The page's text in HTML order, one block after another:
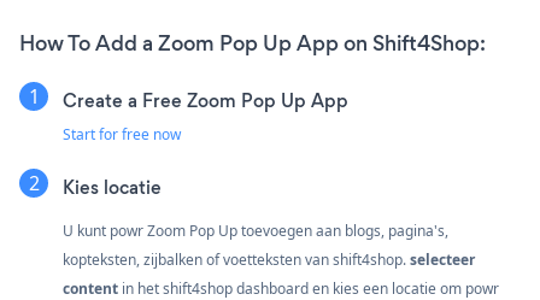
How To Add a Zoom Pop Up App on Shift4Shop:
Create a Free Zoom Pop Up App
Start for free now
Kies locatie
U kunt powr Zoom Pop Up toevoegen aan blogs, pagina's,
kopteksten, zijbalken of voetteksten van shift4shop.selecteer
content in het shift4shop dashboard en kies een locatie om powr